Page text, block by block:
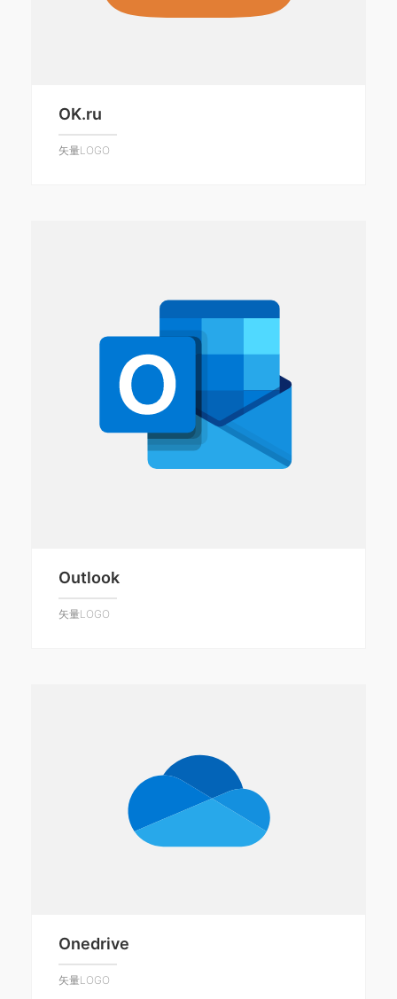
OK.ru
矢量LOGO
Outlook
矢量LOGO
Onedrive
矢量LOGO